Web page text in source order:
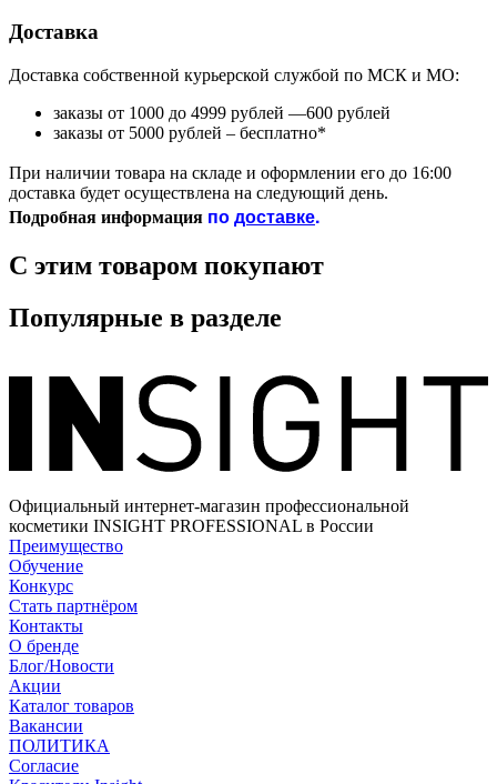
Доставка
Доставка собственной курьерской службой по МСК и МО:
заказы от 1000 до 4999 рублей —600 рублей
заказы от 5000 рублей – бесплатно*
При наличии товара на складе и оформлении его до 16:00
доставка будет осуществлена на следующий день.
Подробная информация подоставке.
С этим товаром покупают
Популярные в разделе
Официальный интернет-магазин профессиональной
косметики INSIGHT PROFESSIONAL в России
Преимущество
Обучение
Конкурс
Стать партнёром
Контакты
О бренде
Блог/Новости
Акции
Каталог товаров
Вакансии
ПОЛИТИКА
Согласие